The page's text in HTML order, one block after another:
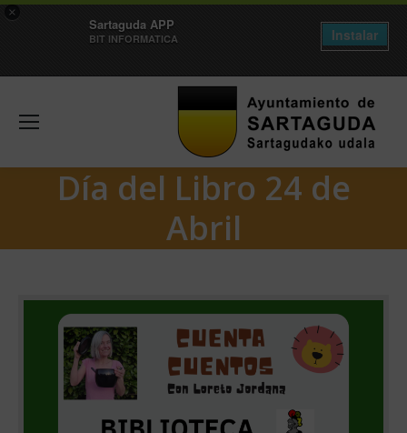
×
Sartaguda APP
BIT INFORMATICA Instalar
Día del Libro 24 de
Abril